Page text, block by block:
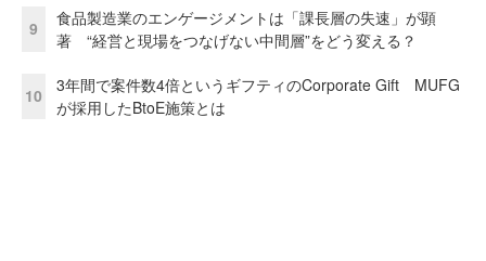
9
食品製造業のエンゲージメントは「課長層の失速」が顕
著 “経営と現場をつなげない中間層”をどう変える？
10
3年間で案件数4倍というギフティのCorporate Gift MUFG
が採用したBtoE施策とは